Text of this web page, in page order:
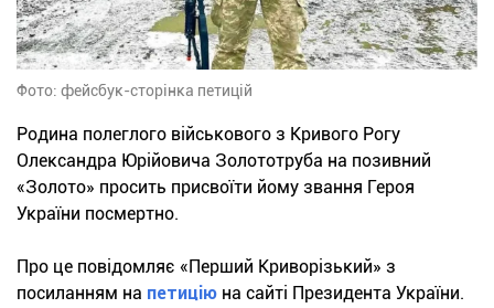
Фото: фейсбук-сторінка петицій
Родина полеглого військового з Кривого Рогу
Олександра Юрійовича Золототруба на позивний
«Золото» просить присвоїти йому звання Героя
України посмертно.
Про це повідомляє «Перший Криворізький» з
посиланням на петицію на сайті Президента України.